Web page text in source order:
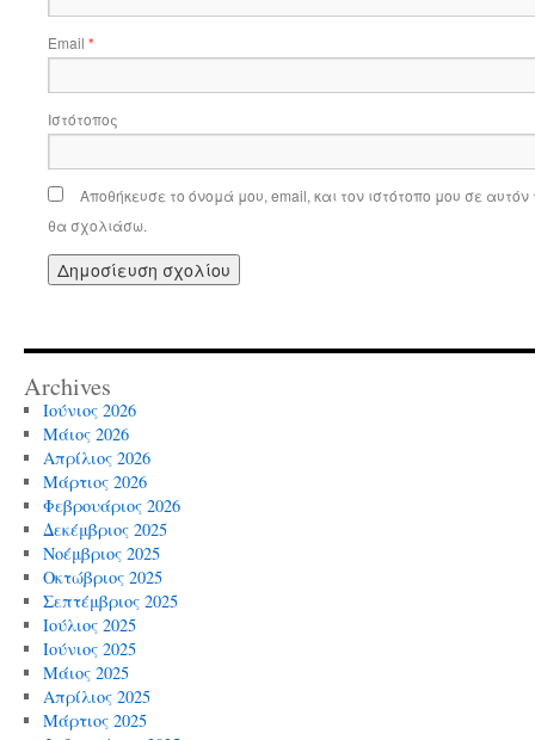
Email *
Ιστότοπος
Αποθήκευσε το όνομά μου, email, και τον ιστότοπο μου σε
θα σχολιάσω.
Archives
Ιούνιος 2026
Μάιος 2026
Απρίλιος 2026
Μάρτιος 2026
Φεβρουάριος 2026
Δεκέμβριος 2025
Νοέμβριος 2025
Οκτώβριος 2025
Σεπτέμβριος 2025
Ιούλιος 2025
Ιούνιος 2025
Μάιος 2025
Απρίλιος 2025
Μάρτιος 2025